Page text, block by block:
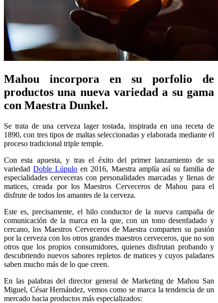
Mahou incorpora en su porfolio de
productos una nueva variedad a su gama
con Maestra Dunkel.
Se trata de una cerveza lager tostada, inspirada en una receta de
1890, con tres tipos de maltas seleccionadas y elaborada mediante el
proceso tradicional triple temple.
Con esta apuesta, y tras el éxito del primer lanzamiento de su
variedadDoble Lúpulo en 2016, Maestra amplía así su familia de
especialidades cerveceras con personalidades marcadas y llenas de
matices, creada por los Maestros Cerveceros de Mahou para el
disfrute de todos los amantes de la cerveza.
Este es, precisamente, el hilo conductor de la nueva campaña de
comunicación de la marca en la que, con un tono desenfadado y
cercano, los Maestros Cerveceros de Maestra comparten su pasión
por la cerveza con los otros grandes maestros cerveceros, que no son
otros que los propios consumidores, quienes disfrutan probando y
descubriendo nuevos sabores repletos de matices y cuyos paladares
saben mucho más de lo que creen.
En las palabras del director general de Marketing de Mahou San
Miguel, César Hernández, vemos como se marca la tendencia de un
mercado hacia productos más especializados: